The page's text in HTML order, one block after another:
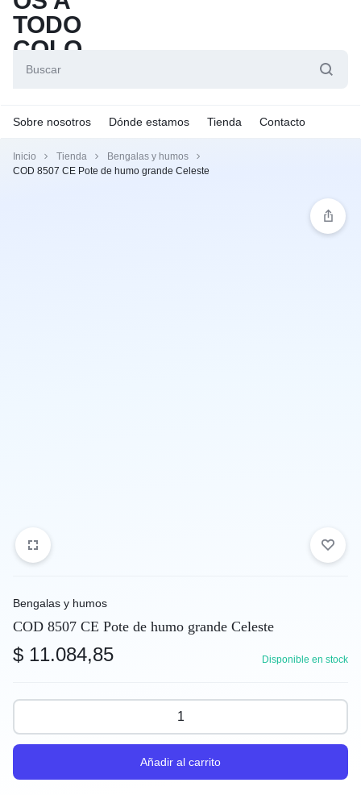
Sobre nosotros Dónde estamos Tienda Contacto
Inicio Tienda
Bengalas y humos
COD 8507 CE Pote de humo grande Celeste
Bengalas y humos
COD 8507 CE Pote de humo grande Celeste
$ 11.084,85 Disponible en stock
Añadir al carrito